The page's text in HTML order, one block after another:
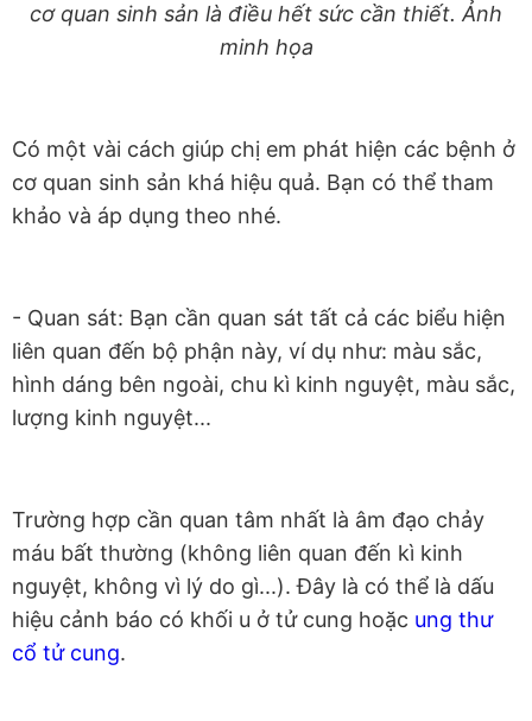
cơ quan sinh sản là điều hết sức cần thiết. Ảnh
minh họa
Có một vài cách giúp chị em phát hiện các bệnh ở
cơ quan sinh sản khá hiệu quả. Bạn có thể tham
khảo và áp dụng theo nhé.
- Quan sát: Bạn cần quan sát tất cả các biểu hiện
liên quan đến bộ phận này, ví dụ như: màu sắc,
hình dáng bên ngoài, chu kì kinh nguyệt, màu sắc,
lượng kinh nguyệt...
Trường hợp cần quan tâm nhất là âm đạo chảy
máu bất thường (không liên quan đến kì kinh
nguyệt, không vì lý do gì...). Đây là có thể là dấu
hiệu cảnh báo có khối u ở tử cung hoặc ung thư
cổ tử cung.